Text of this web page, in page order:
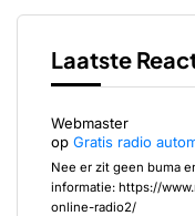
Laatste
Webmaster
op Gratis radio
Nee er zit geen buma
informatie: https://
online-radio2/